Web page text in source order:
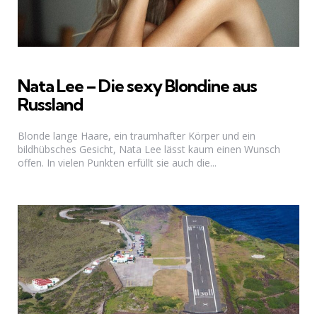
Nata Lee – Die sexy Blondine aus
Russland
Blonde lange Haare, ein traumhafter Körper und ein
bildhübsches Gesicht, Nata Lee lässt kaum einen Wunsch
offen. In vielen Punkten erfüllt sie auch die...